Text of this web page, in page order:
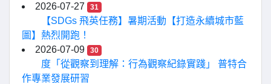
2026-07-27
31
【SDGs 飛英任務】暑期活動【打造永續城市藍
圖】熱烈開跑！
2026-07-09
30
度「從觀察到理解：行為觀察紀錄實踐」 普特合
作專業發展研習